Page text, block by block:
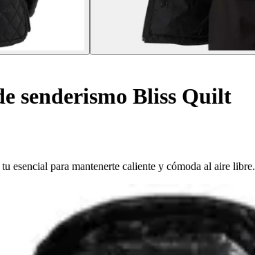
senderismo Bliss Quilt
esencial para mantenerte caliente y cómoda al aire libre.